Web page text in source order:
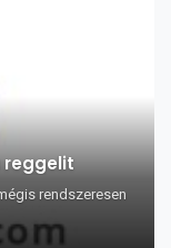
reggelit
rendszeresen